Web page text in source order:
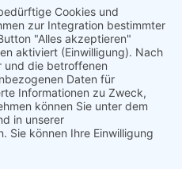
Linkedin
YouTube